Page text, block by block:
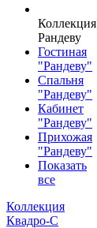
Коллекция
Рандеву
Гостиная
"Рандеву"
Спальня
"Рандеву"
Кабинет
"Рандеву"
Прихожая
"Рандеву"
Показать
все
Коллекция
Квадро-С